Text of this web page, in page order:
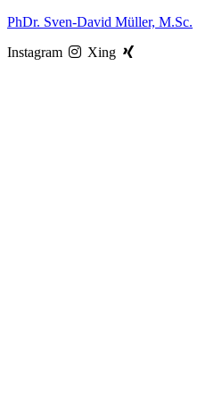
Zum
springen
PhDr. Sven-David Müller, M.Sc.
Instagram
Xing